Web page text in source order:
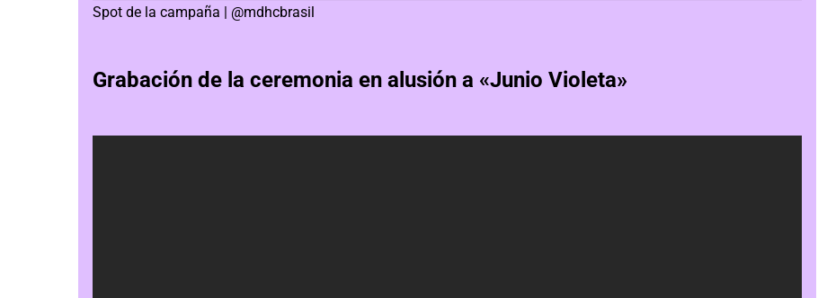
Spot de la campaña | @mdhcbrasil
Grabación de la ceremonia en alusión a «Junio Violeta»